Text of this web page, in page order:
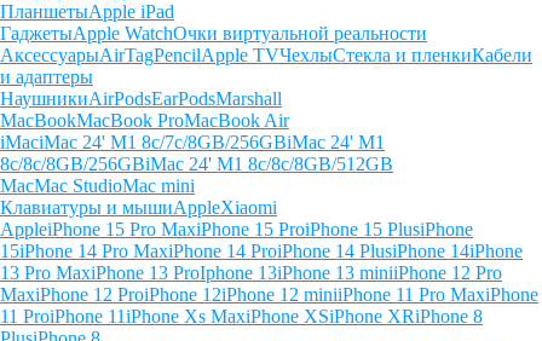
ПланшетыApple iPad
ГаджетыApple WatchОчки виртуальной реальности
АксессуарыAirTagPencilApple TVЧехлыСтекла и пленкиКабели
и адаптеры
НаушникиAirPodsEarPodsMarshall
MacBookMacBook ProMacBook Air
iMaciMac 24' M1 8c/7c/8GB/256GBiMac 24' M1
8c/8c/8GB/256GBiMac 24' M1 8c/8c/8GB/512GB
MacMac StudioMac mini
Клавиатуры и мышиAppleXiaomi
AppleiPhone 15 Pro MaxiPhone 15 ProiPhone 15 PlusiPhone
15iPhone 14 Pro MaxiPhone 14 ProiPhone 14 PlusiPhone 14iPhone
13 Pro MaxiPhone 13 ProIphone 13iPhone 13 miniiPhone 12 Pro
MaxiPhone 12 ProiPhone 12iPhone 12 miniiPhone 11 Pro MaxiPhone
11 ProiPhone 11iPhone Xs MaxiPhone XSiPhone XRiPhone 8